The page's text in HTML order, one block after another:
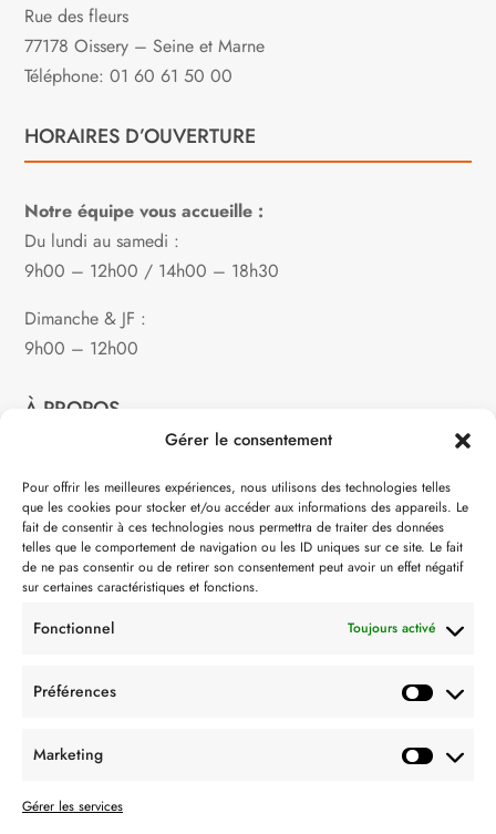
Gérer le consentement
Pour offrir les meilleures expériences, nous utilisons des technologies telles
que les cookies pour stocker et/ou accéder aux informations des appareils. Le
fait de consentir à ces technologies nous permettra de traiter des données
telles que le comportement de navigation ou les ID uniques sur ce site. Le fait
de ne pas consentir ou de retirer son consentement peut avoir un effet négatif
sur certaines caractéristiques et fonctions.
Fonctionnel Toujours activé
Préférences
Marketing
Gérer les services
Rue des fleurs
77178 Oissery – Seine et Marne
Téléphone: 01 60 61 50 00
HORAIRES D’OUVERTURE
Notre équipe vous accueille :
Du lundi au samedi :
9h00 – 12h00 / 14h00 – 18h30
Dimanche & JF :
9h00 – 12h00
À PROPOS
Notre philosophie
Contact
Partenaire de: